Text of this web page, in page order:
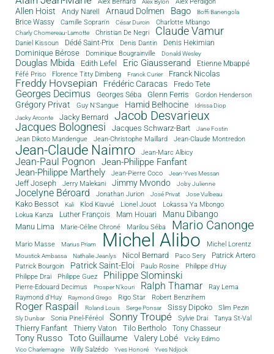
Alex Bylon
Allen Hoist Andy Narell Arnaud Dolmen Bago Boffi Banengola
Brice Wassy Camille Sopran'n César Durcin Charlotte Mbango
Charly Chomereau-Lamotte Christian De Negri Claude Vamur
Daniel Kissoun Dédé Saint-Prix Denis Dantin Denis Hekimian
Dominique Bérose Dominique Bougrainville Donald Wesley
Douglas Mbida Edith Lefel Eric Giausserand Etienne Mbappé
Féfé Priso Florence Titty Dimbeng Franck Curier Franck Nicolas
Freddy Hovsepian Frédéric Caracas Fredo Tete
Georges Decimus Georges Séba Glenn Ferris Gordon Henderson
Grégory Privat Guy N'Sangue Hamid Belhocine
Idrissa Diop
Jacky Arconte
Jacky Bernard Jacob Desvarieux
Jacques Bolognesi Jacques Schwarz-Bart Jane Fostin
Jean Dikoto Mandengue Jean-Christophe Maillard Jean-Claude Montredon
Jean-Claude Naimro Jean-Marc Albicy
Jean-Paul Pognon
Jean-Philippe Fanfant
Jean-Philippe Marthely
Jean-Pierre Coco Jean-Yves Messan
Jeff Joseph Jerry Malekani Jimmy Mvondo Joby Julienne
Jocelyne Béroard Jonathan Jurion José Privat Jose Vulbeau
Kako Bessot Kali Klod Kiavué Lionel Jouot
Lokassa Ya Mbongo
Lokua Kanza
Luther François Mam Houari Manu Dibango
Manu Lima Marie-Céline Chroné Marilou Séba Mario Canonge
Mario Masse Marius Priam Michel Alibo Michel Lorentz
Moustick Ambassa Nathalie Jeanlys Nicol Bernard Paco Sery
Patrick Artero
Patrick Bourgoin
Patrick Saint-Eloi Paulo Rosine
Philippe d'Huy
Philippe Drai
Philippe Guez Philippe Slominski
Pierre-Edouard Decimus Prosper N'kouri Ralph Thamar
Ray Lema
Raymond d'Huy
Raymond Grego Rigo Star Robert Benzrihem
Roger Raspail Roland Louis Serge Ponsar Sissy Dipoko Slim Pezin
Sly Dunbar Sonia Pinel-Féréol Sonny Troupé Sylvie Drai Tanya St-Val
Thierry Fanfant Thierry Vaton Tilo Bertholo Tony Chasseur
Tony Russo Toto Guillaume Valery Lobé Vicky Edimo
Vico Charlemagne Willy Salzédo Yves Honoré Yves Ndjock